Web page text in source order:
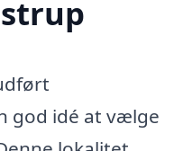
god idé at vælge